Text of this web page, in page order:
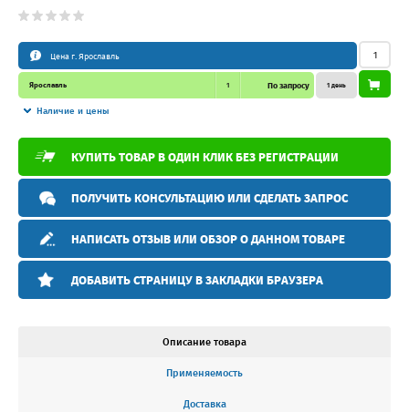
Цена г. Ярославль
Ярославль 1 По запросу
Наличие и цены
1 день
КУПИТЬ ТОВАР В ОДИН КЛИК БЕЗ РЕГИСТРАЦИИ
ПОЛУЧИТЬ КОНСУЛЬТАЦИЮ ИЛИ СДЕЛАТЬ ЗАПРОС
НАПИСАТЬ ОТЗЫВ ИЛИ ОБЗОР О ДАННОМ ТОВАРЕ
ДОБАВИТЬ СТРАНИЦУ В ЗАКЛАДКИ БРАУЗЕРА
Описание товара
Применяемость
Доставка